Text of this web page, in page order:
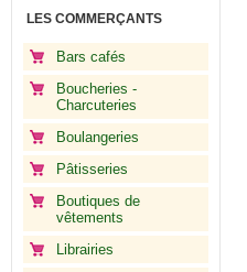
LES COMMERÇANTS
Bars cafés
Boucheries -
Charcuteries
Boulangeries
Pâtisseries
Boutiques de
vêtements
Librairies